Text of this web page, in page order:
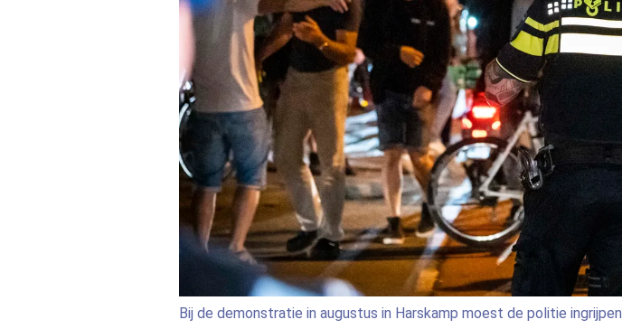
Bij de demonstratie in augustus in Harskamp moest de politie ingrijpen